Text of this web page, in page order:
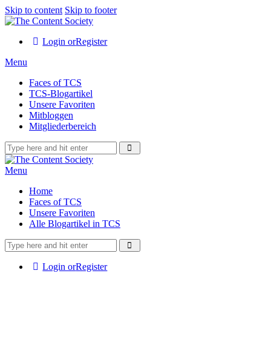
Skip to content Skip to footer
Login orRegister
Menu
Faces of TCS
TCS-Blogartikel
Unsere Favoriten
Mitbloggen
Mitgliederbereich
Menu
Home
Faces of TCS
Unsere Favoriten
Alle Blogartikel in TCS
Login orRegister